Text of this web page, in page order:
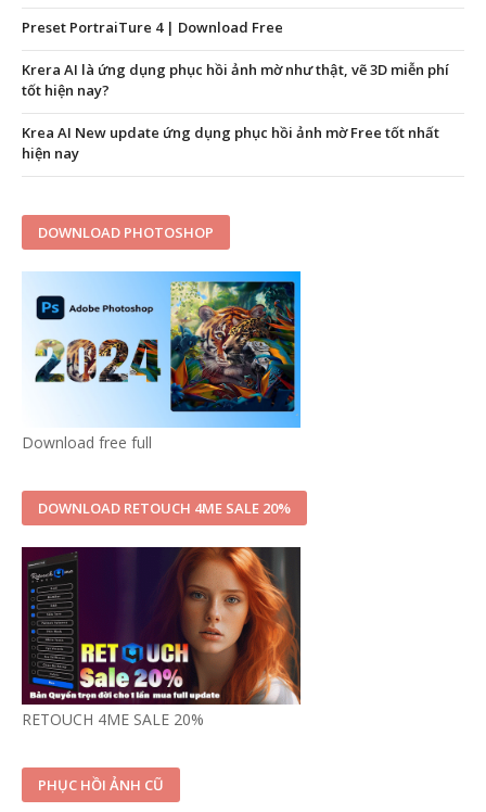
Preset PortraiTure 4 | Download Free
Krera AI là ứng dụng phục hồi ảnh mờ như thật, vẽ 3D miễn phí
tốt hiện nay?
Krea AI New update ứng dụng phục hồi ảnh mờ Free tốt nhất
hiện nay
DOWNLOAD PHOTOSHOP
Download free full
DOWNLOAD RETOUCH 4ME SALE 20%
RETOUCH 4ME SALE 20%
PHỤC HỒI ẢNH CŨ